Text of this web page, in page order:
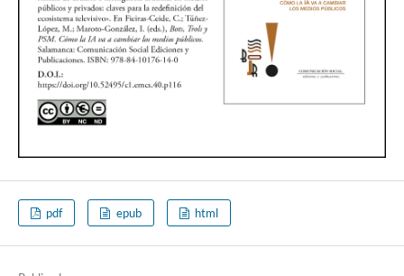
pdf epub html